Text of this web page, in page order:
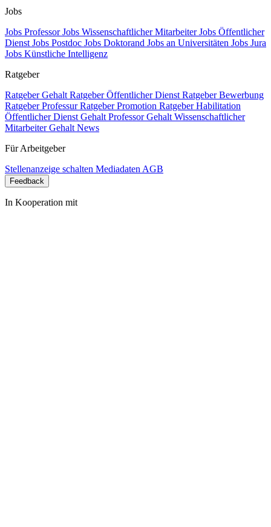
Jobs
Jobs ProfessorJobs Wissenschaftlicher MitarbeiterJobs Öffentlicher
Dienst Jobs Postdoc Jobs Doktorand Jobs an Universitäten Jobs Jura
Jobs Künstliche Intelligenz
Ratgeber
Ratgeber Gehalt Ratgeber Öffentlicher Dienst Ratgeber Bewerbung
Ratgeber ProfessurRatgeber Promotion Ratgeber Habilitation
Öffentlicher Dienst Gehalt Professor Gehalt Wissenschaftlicher
Mitarbeiter Gehalt News
Für Arbeitgeber
Stellenanzeige schalten Mediadaten AGB
Feedback
In Kooperation mit